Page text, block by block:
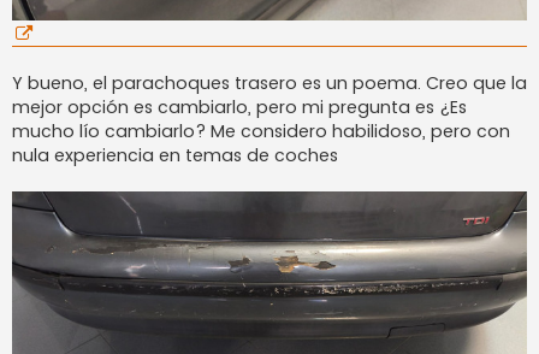
Y bueno, el parachoques trasero es un poema. Creo que la
mejor opción es cambiarlo, pero mi pregunta es ¿Es
mucho lío cambiarlo? Me considero habilidoso, pero con
nula experiencia en temas de coches